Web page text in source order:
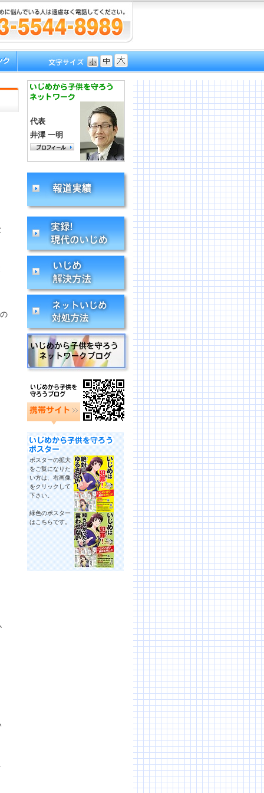
代表
井澤 一明
ポスターの拡大
をご覧になりた
い方は、右画像
をクリックして
下さい。
緑色のポスター
はこちらです。